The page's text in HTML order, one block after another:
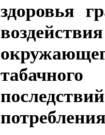
здоровья
воздействия
последствий